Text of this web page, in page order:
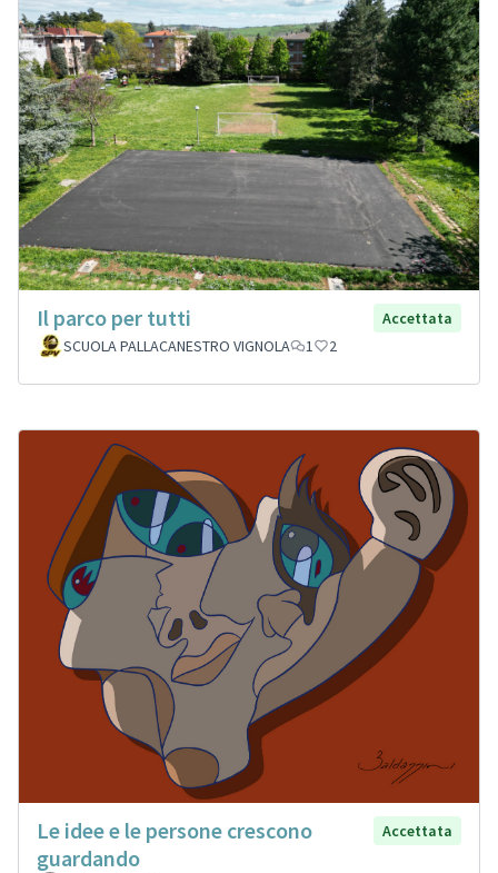
Il parco per tutti
Accettata
SCUOLA PALLACANESTRO VIGNOLA
1 2
Le idee e le persone crescono
guardando
Accettata